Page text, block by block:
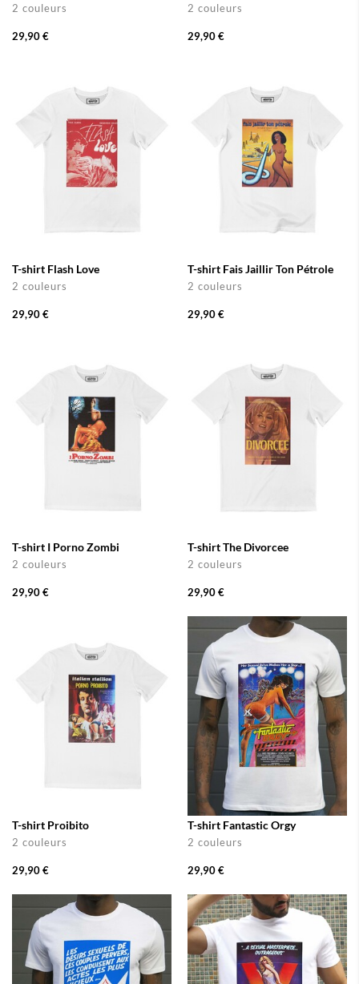
2 couleurs
29,90 €
2 couleurs
29,90 €
T-shirt Flash Love
2 couleurs
29,90 €
T-shirt Fais Jaillir Ton Pétrole
2 couleurs
29,90 €
T-shirt I Porno Zombi
2 couleurs
29,90 €
T-shirt The Divorcee
2 couleurs
29,90 €
T-shirt Proibito
2 couleurs
29,90 €
T-shirt Fantastic Orgy
2 couleurs
29,90 €